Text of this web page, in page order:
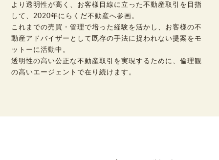
より透明性が高く、お客様目線に立った不動産取引を目指
して、2020年にらくだ不動産へ参画。
これまでの売買・管理で培った経験を活かし、お客様の不
動産アドバイザーとして既存の手法に捉われない提案をモ
ットーに活動中。
透明性の高い公正な不動産取引を実現するために、倫理観
の高いエージェントで在り続けます。